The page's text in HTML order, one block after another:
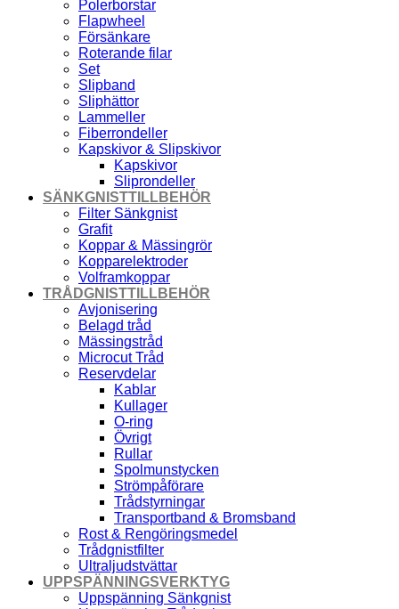
Polerborstar
Flapwheel
Försänkare
Roterande filar
Set
Slipband
Sliphättor
Lammeller
Fiberrondeller
Kapskivor & Slipskivor
Kapskivor
Sliprondeller
SÄNKGNISTTILLBEHÖR
Filter Sänkgnist
Grafit
Koppar & Mässingrör
Kopparelektroder
Volframkoppar
TRÅDGNISTTILLBEHÖR
Avjonisering
Belagd tråd
Mässingstråd
Microcut Tråd
Reservdelar
Kablar
Kullager
O-ring
Övrigt
Rullar
Spolmunstycken
Strömpåförare
Trådstyrningar
Transportband & Bromsband
Rost & Rengöringsmedel
Trådgnistfilter
Ultraljudstvättar
UPPSPÄNNINGSVERKTYG
Uppspänning Sänkgnist